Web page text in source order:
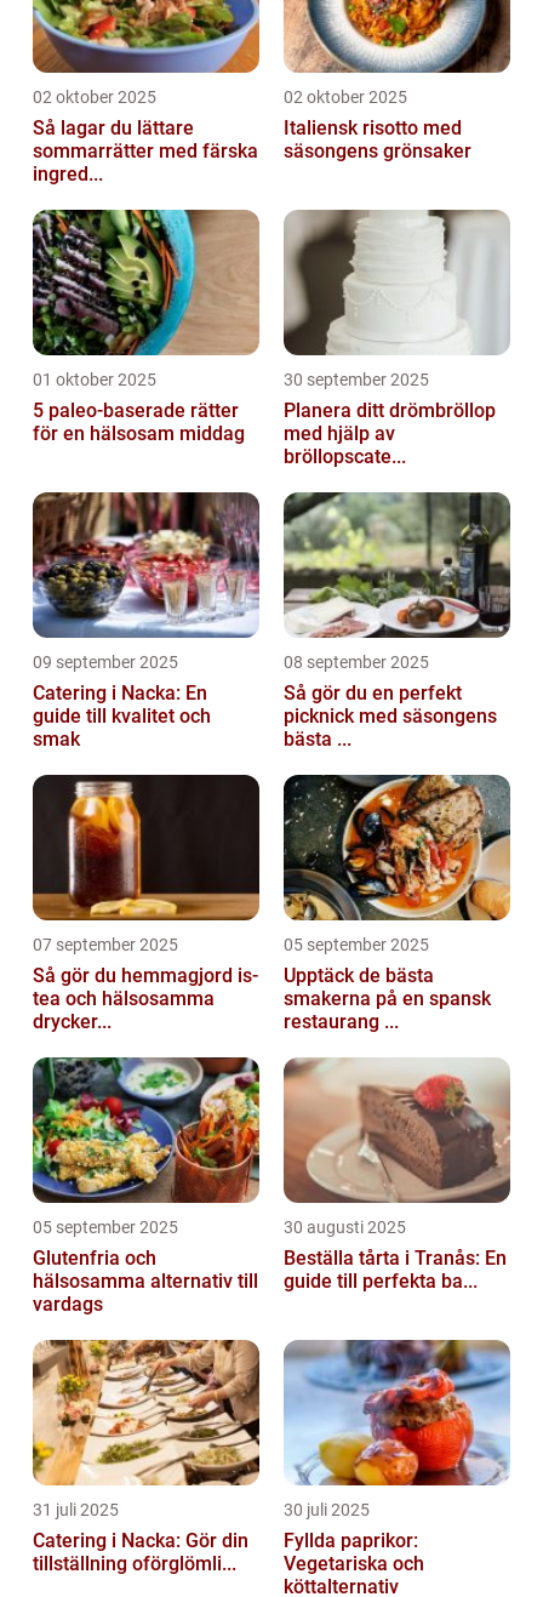
02 oktober 2025
Så lagar du lättare
sommarrätter med färska
ingred...
02 oktober 2025
Italiensk risotto med
säsongens grönsaker
01 oktober 2025
5 paleo-baserade rätter
för en hälsosam middag
30 september 2025
Planera ditt drömbröllop
med hjälp av
bröllopscate...
09 september 2025
Catering i Nacka: En
guide till kvalitet och
smak
08 september 2025
Så gör du en perfekt
picknick med säsongens
bästa ...
07 september 2025
Så gör du hemmagjord is-
tea och hälsosamma
drycker...
05 september 2025
Upptäck de bästa
smakerna på en spansk
restaurang ...
05 september 2025
Glutenfria och
hälsosamma alternativ till
vardags
30 augusti 2025
Beställa tårta i Tranås: En
guide till perfekta ba...
31 juli 2025
Catering i Nacka: Gör din
tillställning oförglömli...
30 juli 2025
Fyllda paprikor:
Vegetariska och
köttalternativ